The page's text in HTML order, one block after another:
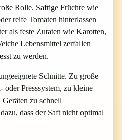
Rolle. Saftige Früchte wie
reife Tomaten hinterlassen
als feste Zutaten wie Karotten,
Lebensmittel zerfallen
zu werden.
Schnitte. Zu große
oder Presssystem, zu kleine
zu schnell
dass der Saft nicht optimal